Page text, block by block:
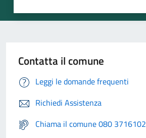
Contatta il comune
Leggi le domande frequenti
Richiedi Assistenza
Chiama il comune 080 3716102